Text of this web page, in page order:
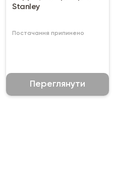
Stanley
Постачання припинено
Переглянути